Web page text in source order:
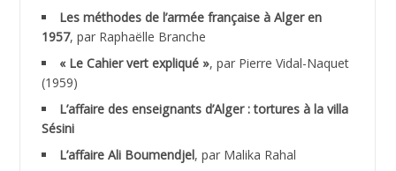
ABNOUN Salah
ACHACHE M.*
ACHLAF Ali
Les méthodes de l’armée française à Alger en
1957, par Raphaëlle Branche
« Le Cahier vert expliqué », par Pierre Vidal-Naquet
(1959)
L’affaire des enseignants d’Alger : tortures à la villa
Sésini
L’affaire Ali Boumendjel, par Malika Rahal